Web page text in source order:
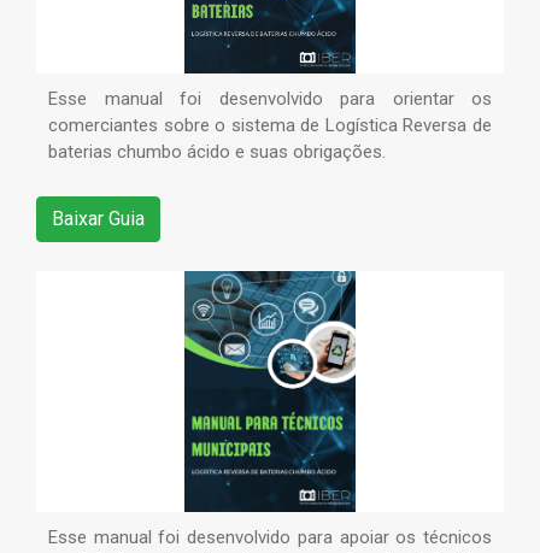
Esse manual foi desenvolvido para orientar os
comerciantes sobre o sistema de Logística Reversa de
baterias chumbo ácido e suas obrigações.
Baixar Guia
Esse manual foi desenvolvido para apoiar os técnicos